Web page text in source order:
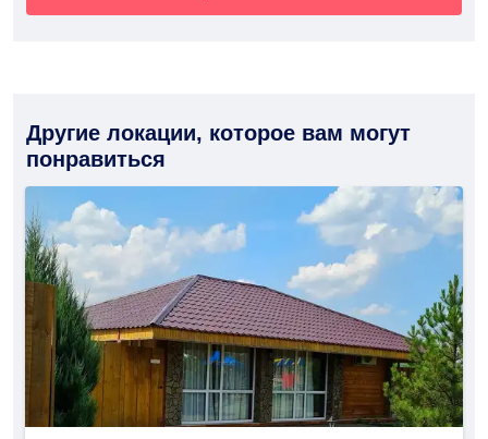
Другие локации, которое вам могут
понравиться